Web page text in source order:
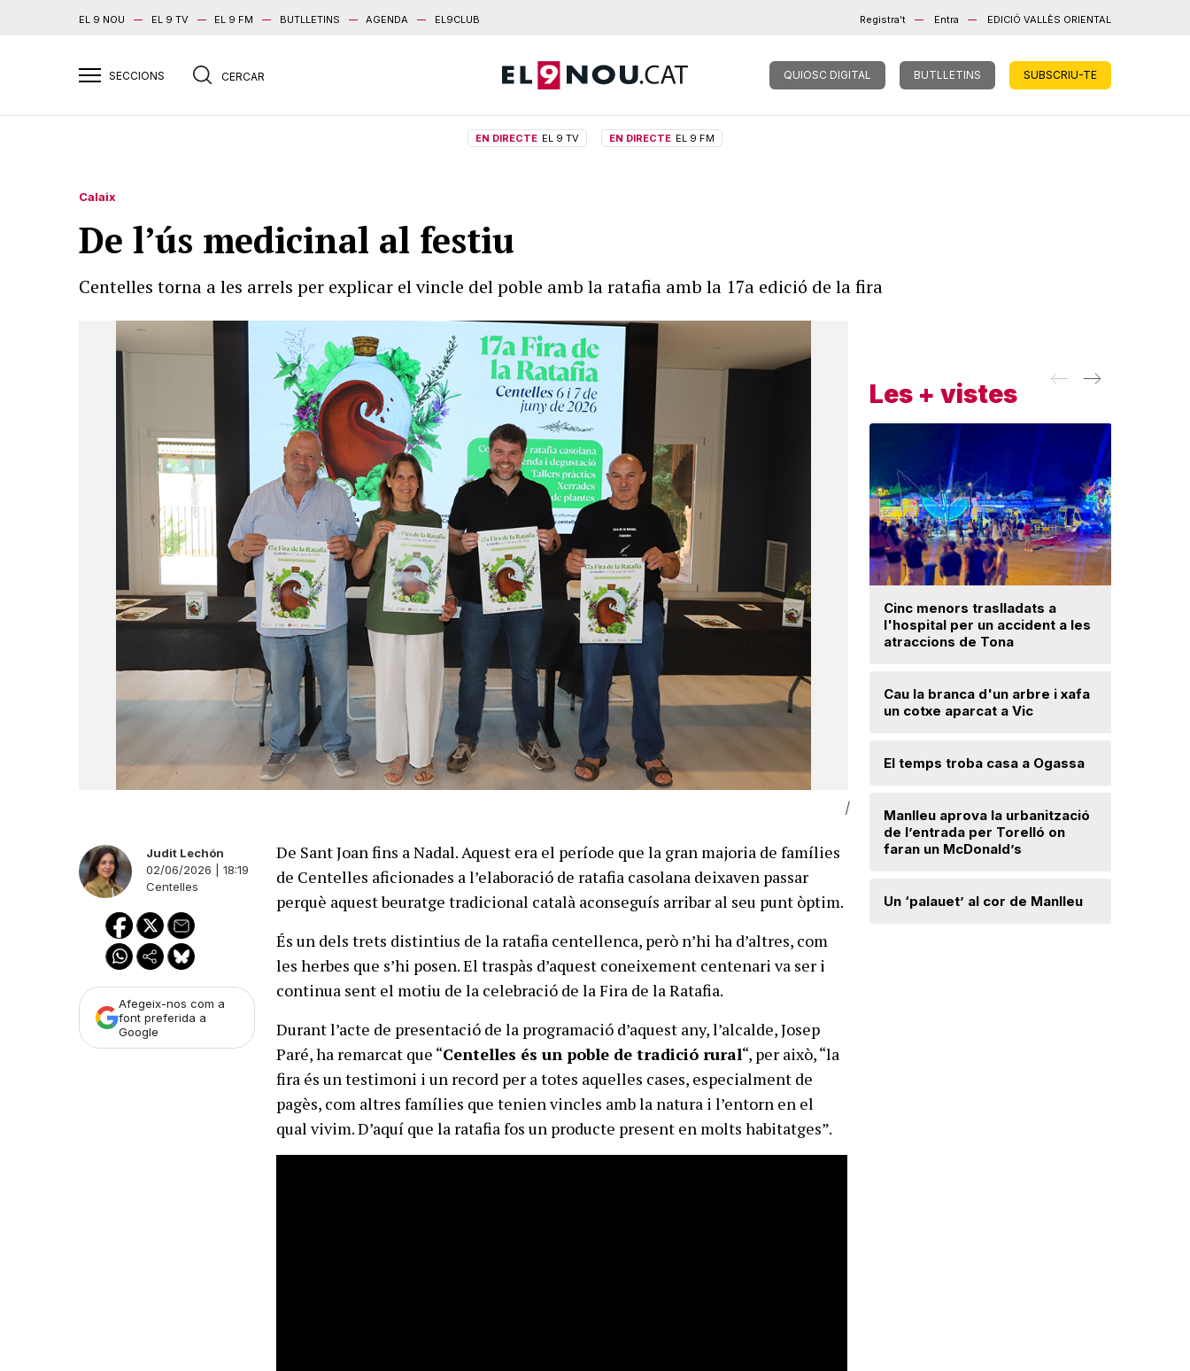
EL 9 NOU EL 9 TV EL 9 FM BUTLLETINS AGENDA EL9CLUB Registra't Entra EDICIÓ VALLÈS ORIENTAL
QUIOSC DIGITAL BUTLLETINS SUBSCRIU-TE
EN DIRECTE EL 9 TV EN DIRECTE EL 9 FM
Calaix
De l’ús medicinal al festiu
Centelles torna a les arrels per explicar el vincle del poble amb la ratafia amb la 17a edició de la fira
|
Judit Lechón
02/06/2026 | 18:19
Centelles
Afegeix-nos com a
font preferida a
Google
De Sant Joan fins a Nadal. Aquest era el període que la gran majoria de famílies
de Centelles aficionades a l’elaboració de ratafia casolana deixaven passar
perquè aquest beuratge tradicional català aconseguís arribar al seu punt òptim.
És un dels trets distintius de la ratafia centellenca, però n’hi ha d’altres, com
les herbes que s’hi posen. El traspàs d’aquest coneixement centenari va ser i
continua sent el motiu de la celebració de la Fira de la Ratafia.
Durant l’acte de presentació de la programació d’aquest any, l’alcalde, Josep
Paré, ha remarcat que “Centelles és un poble de tradició rural“, per això, “la
fira és un testimoni i un record per a totes aquelles cases, especialment de
pagès, com altres famílies que tenien vincles amb la natura i l’entorn en el
qual vivim. D’aquí que la ratafia fos un producte present en molts habitatges”.
Les + vistes
Cinc menors traslladats a
l'hospital per un accident a les
atraccions de Tona
Cau la branca d'un arbre i xafa
un cotxe aparcat a Vic
El temps troba casa a Ogassa
Manlleu aprova la urbanització
de l’entrada per Torelló on
faran un McDonald’s
Un ‘palauet’ al cor de Manlleu